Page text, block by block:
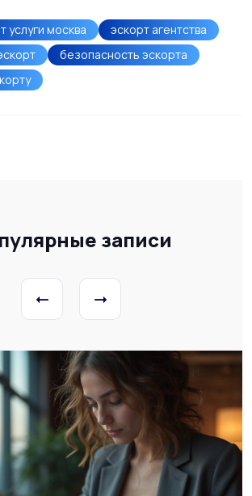
услуги москва
эскорт агентства
безопасность эскорта
записи